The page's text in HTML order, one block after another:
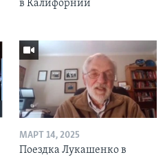
в Калифорнии
МАРТ 14, 2025
Поездка Лукашенко в